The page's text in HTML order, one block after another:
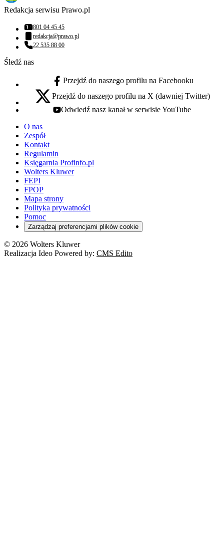
Redakcja serwisu Prawo.pl
Numer telefonu:
801 04 45 45
Adres email:
redakcja@prawo.pl
Numer telefonu:
22 535 88 00
Śledź nas
facebook - otwiera się w nowej karcie
Przejdź do naszego profilu na Facebooku
x - otwiera się w nowej karcie
Przejdź do naszego profilu na X (dawniej Twitter)
youtube - otwiera się w nowej karcie
Odwiedź nasz kanał w serwisie YouTube
O nas
Zespół
Kontakt
Regulamin
Księgarnia Profinfo.pl
Wolters Kluwer
FEPI
FPOP
Mapa strony
Polityka prywatności
Pomoc
Zarządzaj preferencjami plików cookie
© 2026 Wolters Kluwer
Realizacja Ideo Powered by: CMS Edito